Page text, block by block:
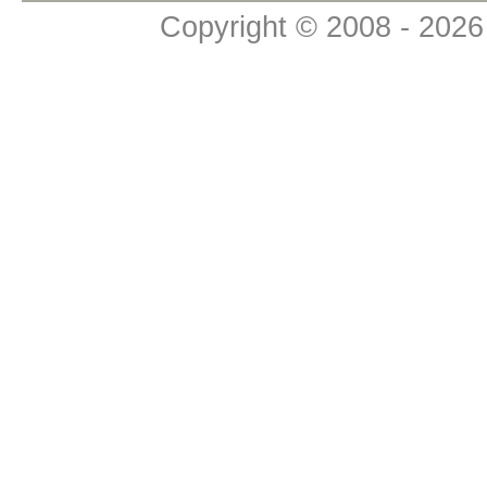
Copyright © 2008 -